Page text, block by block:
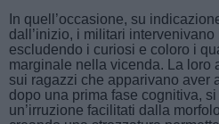
In quell’occasione, su
dall’inizio, i militari
escludendo i curiosi e coloro i
marginale nella vicenda. La loro
sui ragazzi che apparivano aver
dopo una prima fase cognitiva,
un’irruzione facilitati dalla